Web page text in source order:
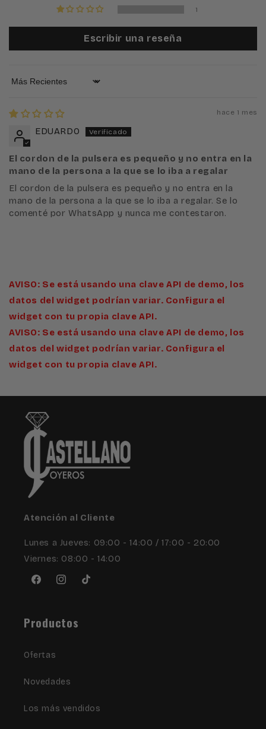
1
Escribir una reseña
Sort by
hace 1 mes
EDUARDO
El cordon de la pulsera es pequeño y no entra en la
mano de la persona a la que se lo iba a regalar
El cordon de la pulsera es pequeño y no entra en la
mano de la persona a la que se lo iba a regalar. Se lo
comenté por WhatsApp y nunca me contestaron.
AVISO: Se está usando una clave API de demo, los
datos del widget podrían variar. Configura el
widget con tu propia clave API.
AVISO: Se está usando una clave API de demo, los
datos del widget podrían variar. Configura el
widget con tu propia clave API.
Atención al Cliente
Lunes a Jueves: 09:00 - 14:00 / 17:00 - 20:00
Viernes: 08:00 - 14:00
FacebookInstagram
TikTok
Productos
Ofertas
Novedades
Los más vendidos